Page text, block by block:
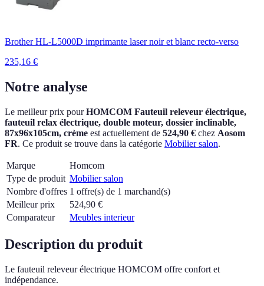
Brother HL-L5000D imprimante laser noir et blanc recto-verso
235,16 €
Notre analyse
Le meilleur prix pourHOMCOM Fauteuil releveur électrique,
fauteuil relax électrique, double moteur, dossier inclinable,
87x96x105cm, crème est actuellement de 524,90 € chez Aosom
FR. Ce produit se trouve dans la catégorie Mobilier salon.
Marque
Homcom
Type de produit Mobilier salon
Nombre d'offres 1 offre(s) de 1 marchand(s)
Meilleur prix
524,90 €
Comparateur
Meubles interieur
Description du produit
Le fauteuil releveur électrique HOMCOM offre confort et
indépendance.